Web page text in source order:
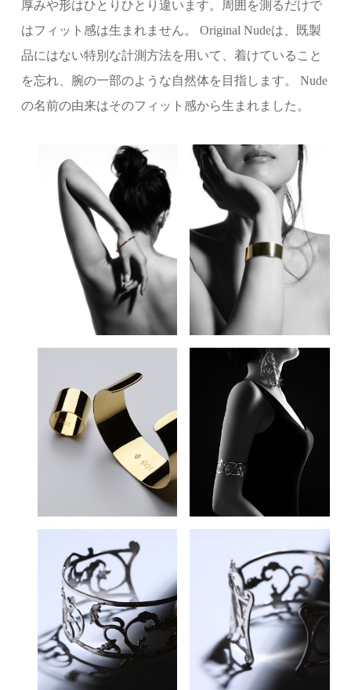
厚みや形はひとりひとり違います。周囲を測るだけで
はフィット感は生まれません。 Original Nudeは、既製
品にはない特別な計測方法を用いて、着けていること
を忘れ、腕の一部のような自然体を目指します。 Nude
の名前の由来はそのフィット感から生まれました。